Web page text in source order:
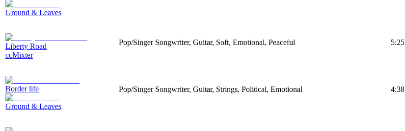
Ground & Leaves
Liberty Road
ccMixter
Pop/Singer Songwriter, Guitar, Soft, Emotional, Peaceful 5:25
Border life
Ground & Leaves
Pop/Singer Songwriter, Guitar, Strings, Political, Emotional 4:38